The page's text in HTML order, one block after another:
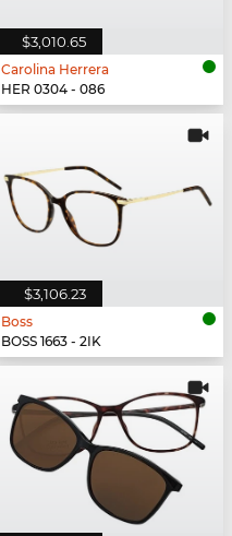
$3,010.65
Carolina Herrera
HER 0304 - 086
$3,106.23
Boss
BOSS 1663 - 2IK